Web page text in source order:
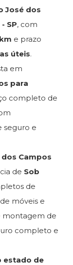
José dos
SP, com
e prazo
úteis.
em
para
completo de
seguro e
dos Campos
de Sob
de
móveis e
montagem de
completo e
estado de